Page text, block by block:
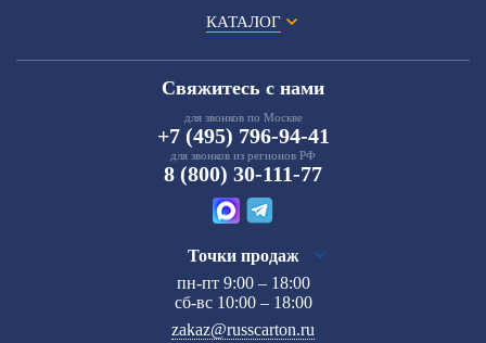
КАТАЛОГ
Свяжитесь с нами
для звонков по Москве
+7 (495) 796-94-41
для звонков из регионов РФ
8 (800) 30-111-77
Точки продаж
пн-пт 9:00 – 18:00
сб-вс 10:00 – 18:00
zakaz@russcarton.ru